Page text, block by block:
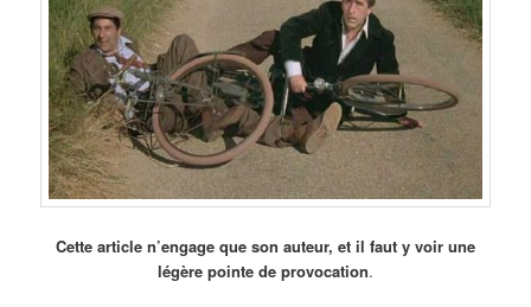
Cette article n’engage que son auteur, et il faut y voir une
légère pointe de provocation.